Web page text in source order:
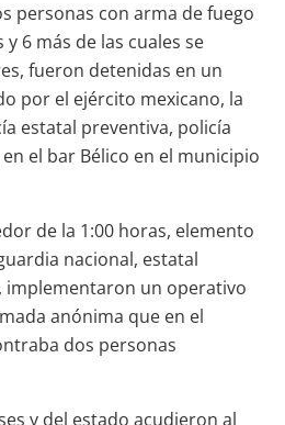
personas con arma de fuego
6 más de las cuales se
fueron detenidas en un
por el ejército mexicano, la
estatal preventiva, policía
el bar Bélico en el municipio
de la 1:00 horas, elemento
nacional, estatal
implementaron un operativo
anónima que en el
dos personas
y del estado acudieron al